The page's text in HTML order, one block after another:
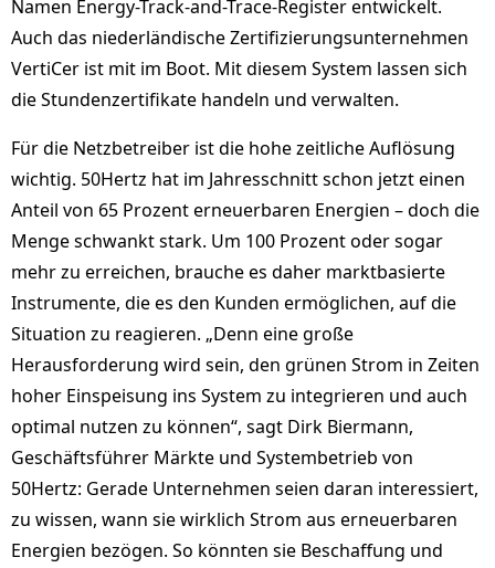
Namen Energy-Track-and-Trace-Register entwickelt.
Auch das niederländische Zertifizierungsunternehmen
VertiCer ist mit im Boot. Mit diesem System lassen sich
die Stundenzertifikate handeln und verwalten.
Für die Netzbetreiber ist die hohe zeitliche Auflösung
wichtig. 50Hertz hat im Jahresschnitt schon jetzt einen
Anteil von 65 Prozent erneuerbaren Energien – doch die
Menge schwankt stark. Um 100 Prozent oder sogar
mehr zu erreichen, brauche es daher marktbasierte
Instrumente, die es den Kunden ermöglichen, auf die
Situation zu reagieren. „Denn eine große
Herausforderung wird sein, den grünen Strom in Zeiten
hoher Einspeisung ins System zu integrieren und auch
optimal nutzen zu können“, sagt Dirk Biermann,
Geschäftsführer Märkte und Systembetrieb von
50Hertz: Gerade Unternehmen seien daran interessiert,
zu wissen, wann sie wirklich Strom aus erneuerbaren
Energien bezögen. So könnten sie Beschaffung und